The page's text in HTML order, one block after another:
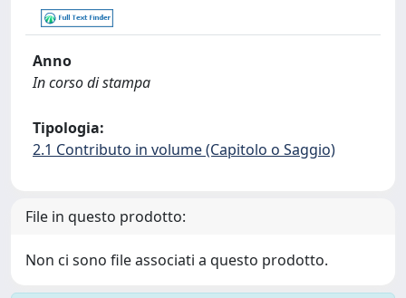
Anno
In corso di stampa
Tipologia:
2.1 Contributo in volume (Capitolo o Saggio)
File in questo prodotto:
Non ci sono file associati a questo prodotto.